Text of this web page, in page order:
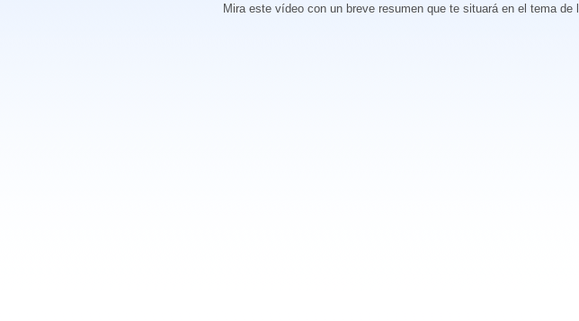
Mira este vídeo con un breve resumen que te situará en el tema